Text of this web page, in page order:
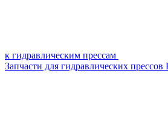
к гидравлическим прессам
Запчасти для гидравлических прессов